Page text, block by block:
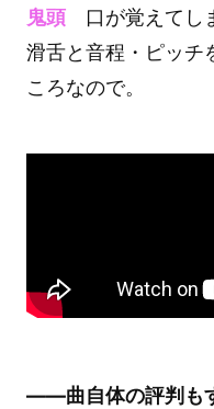
鬼頭口が覚えてし
滑舌と音程・ピッチ
ころなので。
――曲自体の評判も